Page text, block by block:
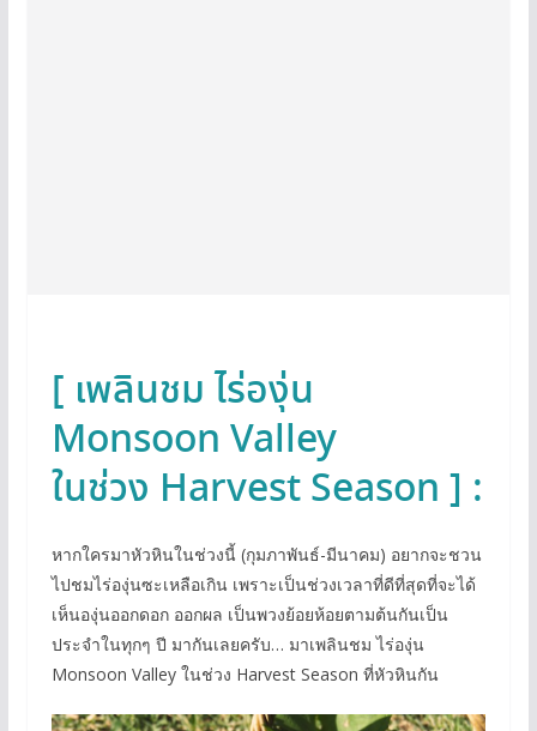
[ เพลินชม ไร่องุ่น
Monsoon Valley
ในช่วง Harvest Season ] :
หากใครมาหัวหินในช่วงนี้ (กุมภาพันธ์-มีนาคม) อยากจะชวน
ไปชมไร่องุ่นซะเหลือเกิน เพราะเป็นช่วงเวลาที่ดีที่สุดที่จะได้
เห็นองุ่นออกดอก ออกผล เป็นพวงย้อยห้อยตามต้นกันเป็น
ประจำในทุกๆ ปี มากันเลยครับ… มาเพลินชม ไร่องุ่น
Monsoon Valley ในช่วง Harvest Season ที่หัวหินกัน